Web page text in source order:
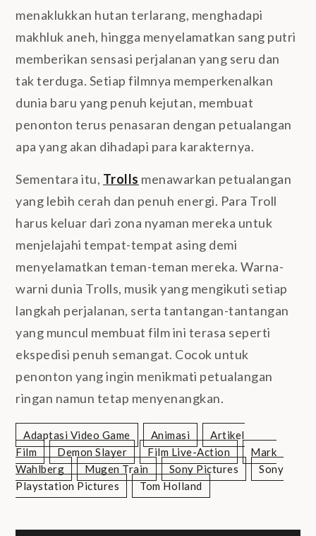
menaklukkan hutan terlarang, menghadapi
makhluk aneh, hingga menyelamatkan sang putri
memberikan sensasi perjalanan yang seru dan
tak terduga. Setiap filmnya memperkenalkan
dunia baru yang penuh kejutan, membuat
penonton terus penasaran dengan petualangan
apa yang akan dihadapi para karakternya.
Sementara itu, Trolls menawarkan petualangan
yang lebih cerah dan penuh energi. Para Troll
harus keluar dari zona nyaman mereka untuk
menjelajahi tempat-tempat asing demi
menyelamatkan teman-teman mereka. Warna-
warni dunia Trolls, musik yang mengikuti setiap
langkah perjalanan, serta tantangan-tantangan
yang muncul membuat film ini terasa seperti
ekspedisi penuh semangat. Cocok untuk
penonton yang ingin menikmati petualangan
ringan namun tetap menyenangkan.
Adaptasi Video Game Animasi
Artikel
Film
Demon Slayer Film Live-Action
Mark
Wahlberg
Mugen Train Sony Pictures
Sony
Playstation Pictures
Tom Holland